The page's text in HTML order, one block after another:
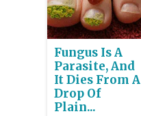
Fungus Is A
Parasite, And
It Dies From A
Drop Of
Plain...